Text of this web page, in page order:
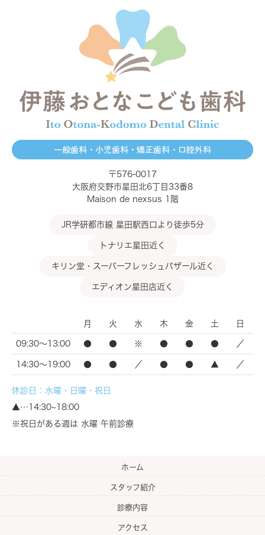
一般歯科・小児歯科・矯正歯科・口腔外科
〒576-0017
大阪府交野市星田北6丁目33番8
Maison de nexsus 1階
JR学研都市線 星田駅西口より徒歩5分
トナリエ星田近く
キリン堂・スーパーフレッシュバザール近く
エディオン星田店近く
月 火 水 木 金 土 日
09:30～13:00 ● ● ※ ● ● ● ／
14:30～19:00 ● ● ／ ● ● ▲ ／
休診日：水曜・日曜・祝日
▲…14:30~18:00
※祝日がある週は 水曜 午前診療
ホーム
スタッフ紹介
診療内容
アクセス